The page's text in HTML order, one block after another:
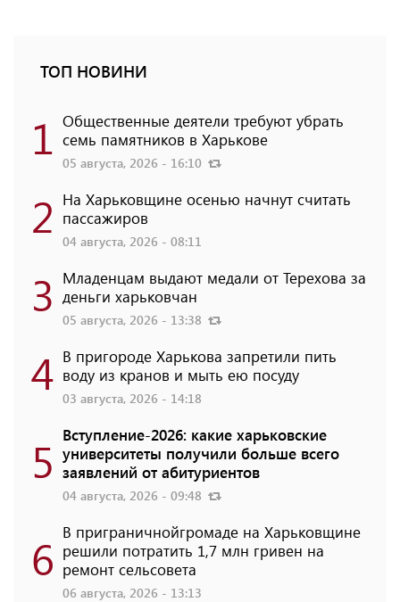
ТОП НОВИНИ
1 Общественные деятели требуют убрать
семь памятников в Харькове
05 августа, 2026 - 16:10
2 На Харьковщине осенью начнут считать
пассажиров
04 августа, 2026 - 08:11
3 Младенцам выдают медали от Терехова за
деньги харьковчан
05 августа, 2026 - 13:38
4 В пригороде Харькова запретили пить
воду из кранов и мыть ею посуду
03 августа, 2026 - 14:18
5 Вступление-2026: какие харьковские
университеты получили больше всего
заявлений от абитуриентов
04 августа, 2026 - 09:48
6 В приграничнойгромаде на Харьковщине
решили потратить 1,7 млн ​​гривен на
ремонт сельсовета
06 августа, 2026 - 13:13